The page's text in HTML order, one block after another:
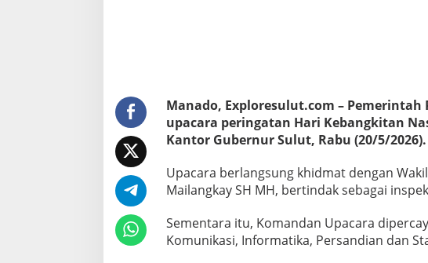
c
o
r
a
i
n
g
Manado, Exploresulut.com –
upacara peringatan Hari Kebangkitan
Kantor Gubernur Sulut, Rabu (20/5/2026).
Upacara berlangsung khidmat dengan
Mailangkay SH MH, bertindak sebagai
Sementara itu, Komandan Upacara
Komunikasi, Informatika, Persandian dan